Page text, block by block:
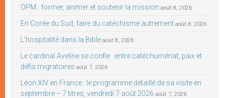
OPM : former, animer et soutenir la mission août 8, 2026
En Corée du Sud, faire du catéchisme autrement août 8, 2026
L’hospitalité dans la Bible août 8, 2026
Le cardinal Aveline se confie : entre catéchuménat, paix et
défis migratoires août 7, 2026
Léon XIV en France : le programme détaillé de sa visite en
septembre – 7 titres, vendredi 7 août 2026 août 7, 2026